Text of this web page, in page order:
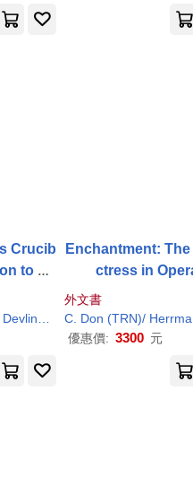
Crucib
to Ex
KarlH. (ILT) Keith/
Enchantment: The
ctress in
外文書
C. Don (TRN)/
優惠價: 3300 元